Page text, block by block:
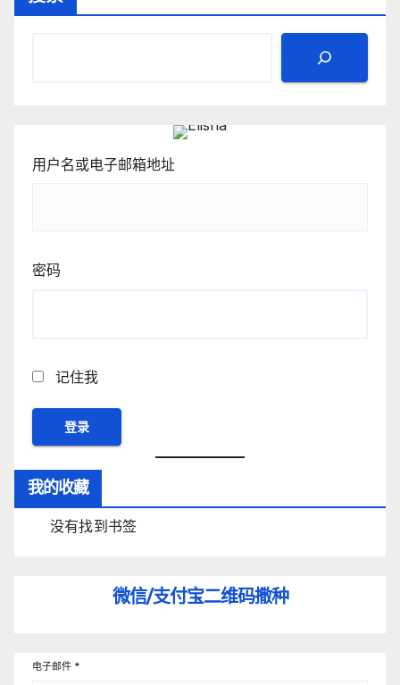
用户名或电子邮箱地址
密码
记住我
我的收藏
没有找到书签
微信/支付宝二维码撒种
电子邮件 *